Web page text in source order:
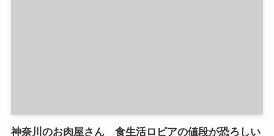
神奈川のお肉屋さん 食生活ロピアの値段が恐ろしい